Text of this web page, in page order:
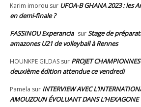
Karim imorou sur UFOA-B GHANA 2023 : les
en demi-finale ?
FASSINOU Experancia surStage de
amazones U21 de volleyball à Rennes
HOUNKPE GILDAS sur PROJET
deuxième édition attendue ce vendredi
Pamela sur INTERVIEW AVEC
AMOUZOUN ÉVOLUANT DANS L’HEXAGONE